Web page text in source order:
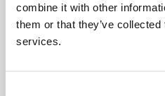
combine it with other
them or that they’ve
services.
Una buona parte della tua
lasciare la tua azienda senza
mettersi in concorrenza con